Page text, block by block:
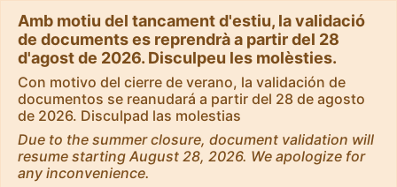
Amb motiu del tancament d'estiu, la validació
de documents es reprendrà a partir del 28
d'agost de 2026. Disculpeu les molèsties.
Con motivo del cierre de verano, la validación de
documentos se reanudará a partir del 28 de agosto
de 2026. Disculpad las molestias
Due to the summer closure, document validation will
resume starting August 28, 2026. We apologize for
any inconvenience.